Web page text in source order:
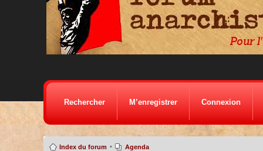
Rechercher M’enregistrer Connexion
Index du forum • Agenda